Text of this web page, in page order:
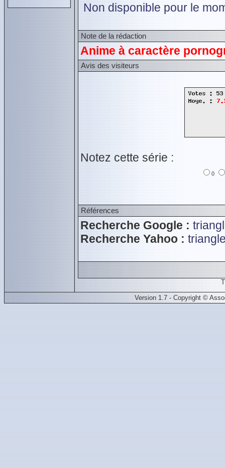
Non disponible pour le
Note de la rédaction
Anime à caractère
Avis des visiteurs
Notez cette série :
0
Références
Recherche Google :
Recherche Yahoo :
Version 1.7 - Copyright ©